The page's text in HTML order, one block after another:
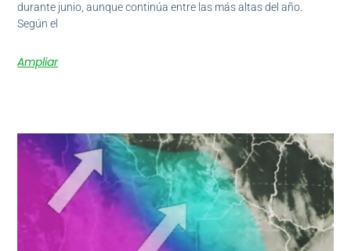
durante junio, aunque continúa entre las más altas del año.
Según el
Ampliar